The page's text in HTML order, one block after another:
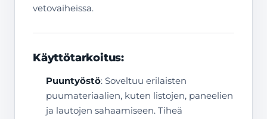
vetovaiheissa.
Käyttötarkoitus:
Puuntyöstö: Soveltuu erilaisten
puumateriaalien, kuten listojen, paneelien
ja lautojen sahaamiseen. Tiheä